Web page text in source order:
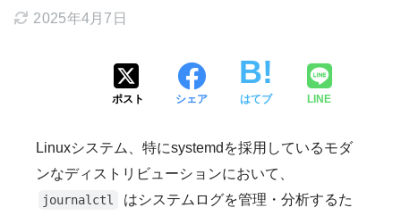
2025年4月7日
ポスト シェア はてブ LINE
Linuxシステム、特にsystemdを採用しているモダ
ンなディストリビューションにおいて、
journalctl
はシステムログを管理・分析するた